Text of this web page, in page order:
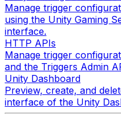
Manage trigger
using the Unity Gaming
interface.
HTTP APIs
Manage trigger
and the Triggers Admin
Unity Dashboard
Preview, create, and
interface of the Unity